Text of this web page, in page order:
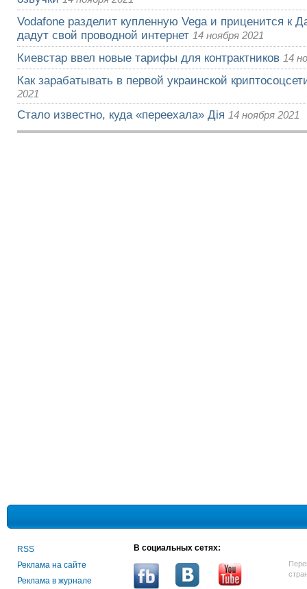
Vodafone разделит купленную Vega и приценится к
дадут свой проводной интернет 14 ноября 2021
Киевстар ввел новые тарифы для контрактников 14
Как зарабатывать в первой украинской
2021
Стало известно, куда «переехала» Дія 14 ноября 2021
RSS
Реклама на сайте
Реклама в журнале
В социальных сетях: